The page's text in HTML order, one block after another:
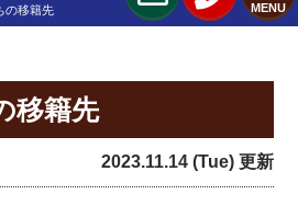
MENU
の移籍先
移籍先
2023.11.14 (Tue) 更新